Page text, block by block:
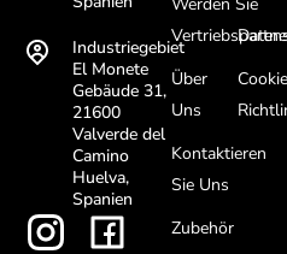
Industriegebiet
El Monete
Gebäude 31,
21600
Valverde del
Camino
Huelva,
Spanien
Über
Uns
Kontaktieren
Sie Uns
Zubehör